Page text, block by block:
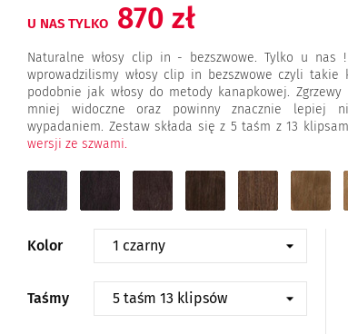
U NAS TYLKO 870 zł
Naturalne włosy clip in - bezszwowe. Tylko u nas
wprowadzilismy włosy clip in bezszwowe czyli
podobnie jak włosy do metody kanapkowej.
mniej widoczne oraz powinny znacznie lepiej
wypadaniem. Zestaw składa się z 5 taśm z 13
wersji ze szwami.
czarny
brąz
brąz
średni
brąz
6
naturalny
brąz
jasny
brąz
Kolor
Taśmy